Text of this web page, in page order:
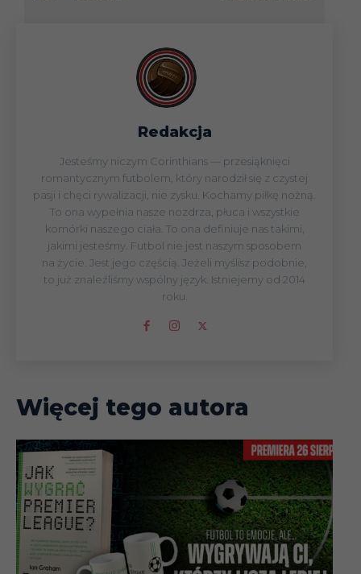
Redakcja
Jesteśmy niczym Corinthians — przesiąknięci
romantycznym futbolem, który narodził się z czystej
pasji i chęci rywalizacji, nie zysku. Kochamy piłkę nożną.
To ona wypełnia nasze nozdrza, płuca i wszystkie
komórki naszego ciała. To ona definiuje nas takimi,
jakimi jesteśmy. Futbol nie jest naszym sposobem
na życie. Jest jego częścią. Jeżeli myślisz podobnie,
to już znaleźliśmy wspólny język. Istniejemy od 2014
roku.
Więcej tego autora